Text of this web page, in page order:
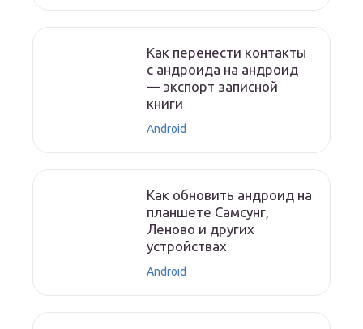
Как перенести контакты
с андроида на андроид
— экспорт записной
книги
Android
Как обновить андроид на
планшете Самсунг,
Леново и других
устройствах
Android